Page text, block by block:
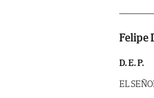
Felipe
D. E. P.
EL